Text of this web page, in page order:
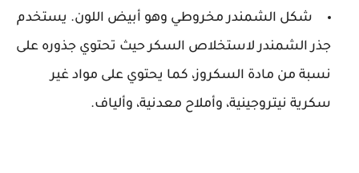
شكل الشمندر مخروطي وهو أبيض اللون. يستخدم
جذر الشمندر لاستخلاص السكر حيث تحتوي جذوره على
نسبة من مادة السكروز، كما يحتوي على مواد غير
سكرية نيتروجينية، وأملاح معدنية، وألياف.